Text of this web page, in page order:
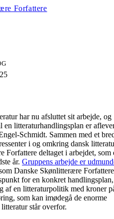
har nu afsluttet sit arbejde, og
en litteraturhandlingsplan er
Schmidt. Sammen med et
i og omkring dansk
Forfattere deltaget i arbejdet, som
år. Gruppens arbejde er
Danske Skønlitterære Forfattere
for en konkret handlingsplan,
af en litteraturpolitik med kroner
som kan imødegå de enorme
står overfor.